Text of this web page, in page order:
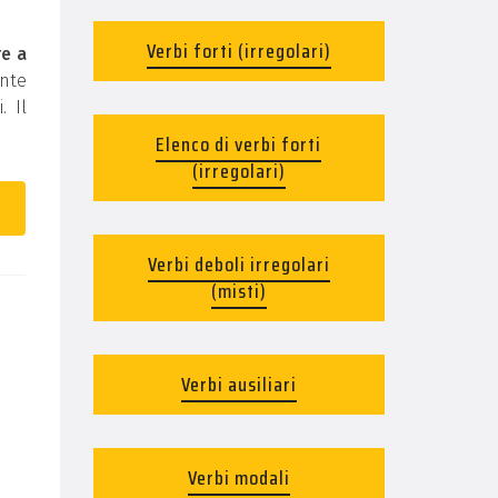
a
Il
Verbi forti (irregolari)
Elenco di verbi forti
(irregolari)
Verbi deboli irregolari
(misti)
Verbi ausiliari
Verbi modali